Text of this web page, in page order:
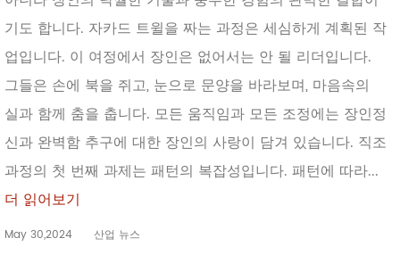
기도 합니다. 자카드 트윌을 짜는 과정은 세심하게 계획된 작
업입니다. 이 여정에서 장인은 없어서는 안 될 리더입니다.
그들은 손에 북을 쥐고, 눈으로 문양을 바라보며, 마음속의
실과 함께 춤을 춥니다. 모든 움직임과 모든 조정에는 장인정
신과 완벽함 추구에 대한 장인의 사랑이 담겨 있습니다. 직조
과정의 첫 번째 과제는 패턴의 복잡성입니다. 패턴에 따라...
더 읽어보기
May 30,2024 산업 뉴스